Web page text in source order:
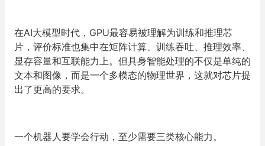
在AI大模型时代，GPU最容易被理解为训练和推理芯
片，评价标准也集中在矩阵计算、训练吞吐、推理效率、
显存容量和互联能力上。但具身智能处理的不仅是单纯的
文本和图像，而是一个多模态的物理世界，这就对芯片提
出了更高的要求。
一个机器人要学会行动，至少需要三类核心能力。